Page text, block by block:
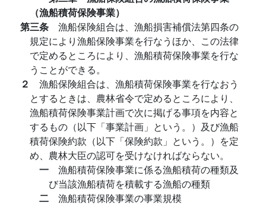
（漁船積荷保険事業）
第三条 漁船保険組合は、漁船損害補償法第四条の
規定により漁船保険事業を行なうほか、この法律
で定めるところにより、漁船積荷保険事業を行な
うことができる。
２ 漁船保険組合は、漁船積荷保険事業を行なおう
とするときは、農林省令で定めるところにより、
漁船積荷保険事業計画で次に掲げる事項を内容と
するもの（以下「事業計画」という。）及び漁船
積荷保険約款（以下「保険約款」という。）を定
め、農林大臣の認可を受けなければならない。
一 漁船積荷保険事業に係る漁船積荷の種類及
び当該漁船積荷を積載する漁船の種類
二 漁船積荷保険事業の事業規模